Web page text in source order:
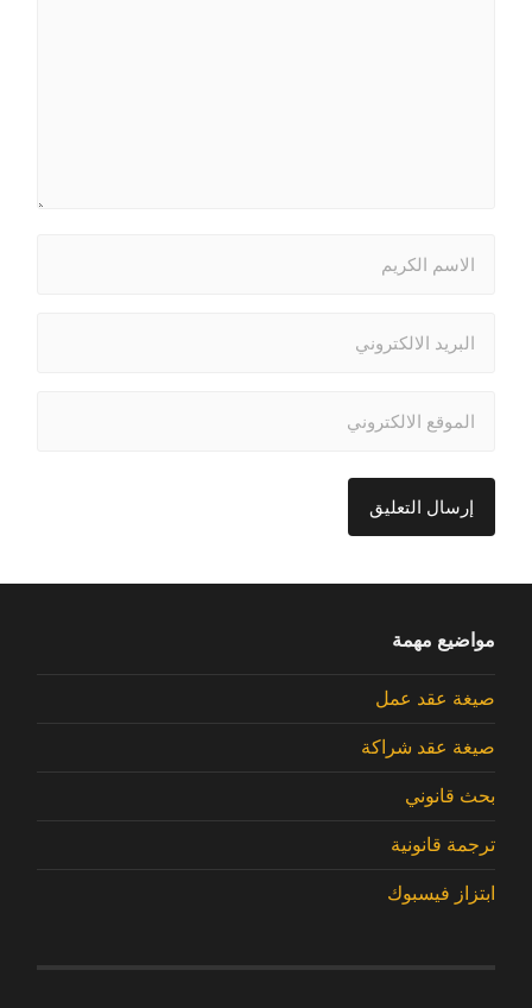
مواضيع مهمة
صيغة عقد عمل
صيغة عقد شراكة
بحث قانوني
ترجمة قانونية
ابتزاز فيسبوك